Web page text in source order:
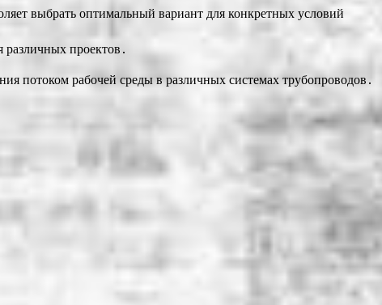
выбрать оптимальный вариант для конкретных условий
проектов․
потоком рабочей среды в различных системах трубопроводов․